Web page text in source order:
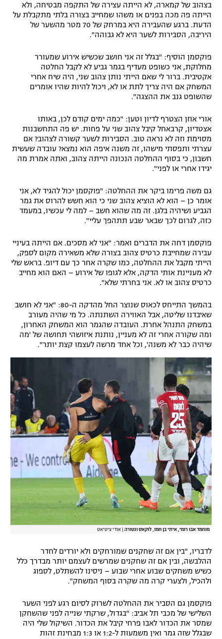
בצהוב של קמארה, לא הייתה עצירה של התקפה מבטיחה, ולא
הייתה פה מכה בפנים או משהו שמחייב בצורה בלתי מתקבלת על
הדעת. ברגע שהעבירה היא במרחק של 70 מטר מהשער של
היריבה, הסבירות לשער היא לא גבוהה".
פוקסמן הוסיף: "בגלל זה אני חושב שכשיש אירוע שמעורר
מחלוקת, אני כשופט מעדיף בגמר גביע לא לקבל החלטה
אקטיבית. ברור לי שאם הייתי נותן צהוב שני, היה שיח אחרי
המשחק אם היה צריך לתת או לא, ויכול להיות שהיו אומרים
שהשופט גנב את ההצגה".
אורי אוזן הצטרף לדיון וטען: "כמה ימים קודם לכן, באותו
אצטדיון, קרבאחל קיבל צהוב שני על פחות. יש פה התחשבנות
מסוימת וזה לא נראה טוב. הסבירות לשער קשורה לצהוב? אם
עצרתי ותפסתי מישהו, זה משנה איפה הוא נמצא? עובדה שעשית
חשבון, כי בסוף ההחלטה הנכונה הייתה צהוב, ואתה אמרת מה
יגידו אחרי או לפני".
גם משה פרימו ביקר את ההחלטה: "פוקסמן יכול להגיד לא, אני
אומר כן – הוא לא הוציא צהוב שני כי הוא חשש להרוס את גמר
הגביע ושיהיה בלגן. זה מה שהוא חשב – למה לי עכשיו, במעמד
כזה, לגרום לכך שבאר שבע תתהפך עליי".
פוקסמן דחה את הדברים ואמר: "אני לא מסכים. אם הייתה בעיניי
עבירה שמחייבת כרטיס צהוב בצורה שלא משאירה מקום לספק,
הייתי מקבל את ההחלטה, כמו שקרה אחר כך עם דיופ. בראש שלי
לא מעניינת אותי הדקה, אלא לגופו של אירוע – האם הוא מחייב
כרטיס צהוב או לא. אני בחרתי שלא".
בהמשך התייחס לכאוס שנוצר החל מהדקה ה-80: "אני לא חושב
שאיבדנו שליטה, אבל האווירה השתנתה. כל מי שהיה מעורב
במשחק התנהל אחרת. העובדה שהגמר הוא המשחק האחרון,
ומה שקורה אחרי זה לא מעניין, נותנת איזושהי תחושה של 'מה
שיהיה כבר לא משנה', וכל אחד מרשה לעצמו קצת יותר".
מוחמד אבו רומי, איתי בן חמו, לוקאס ונטורה אודי ציטיאט
לדבריו, "בין אם זה שחקנים שמורחקים ולא יורדים לחדר
ההלבשה, ובין אם זה שחקנים שמרשים לעצמם יותר מבדרך כלל
כשיש משחקים שבוע אחרי שבוע – ניסינו להשתלט, לספוג
ולהכיל, ולצערי קרה מה שקרה בסוף המשחק".
פוקסמן גם הסביר את ההחלטה לשרוק לסיום רגע לפני השער
השלישי של מכבי תל אביב: "בגדול, שרקתי שנייה לפני שהשחקן
שמסר את הכדור לאבו פרחי קיבל את הכדור. השיקול שלי היה
שבגלל שזה גמר ואין משמעות ל-1:2 או 1:3 מבחינת זהות